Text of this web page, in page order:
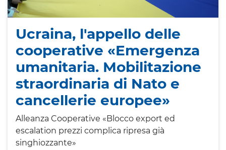
Ucraina, l'appello delle
cooperative «Emergenza
umanitaria. Mobilitazione
straordinaria di Nato e
cancellerie europee»
Alleanza Cooperative «Blocco export ed
escalation prezzi complica ripresa già
singhiozzante»